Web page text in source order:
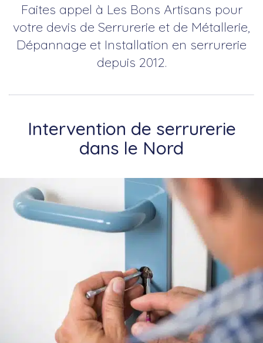
Faites appel à Les Bons Artisans pour
votre devis de Serrurerie et de Métallerie,
Dépannage et Installation en serrurerie
depuis 2012.
Intervention de serrurerie
dans le Nord